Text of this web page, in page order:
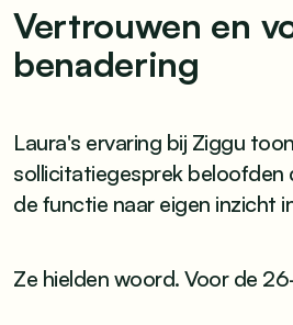
Vertrouwen en
benadering
Laura's ervaring bij Ziggu
sollicitatiegesprek beloofden
de functie naar eigen inzicht
Ze hielden woord. Voor de